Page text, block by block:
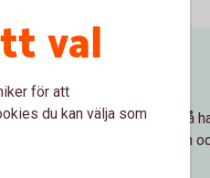
och svar
du behöver hjälp med? Då
frågorna om internetbanken
val
för att
du kan välja som